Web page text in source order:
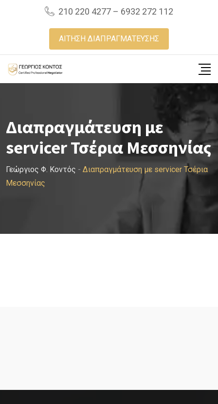
210 220 4277 – 6932 272 112
ΑΙΤΗΣΗ ΔΙΑΠΡΑΓΜΑΤΕΥΣΗΣ
Διαπραγμάτευση με
servicer Τσέρια Μεσσηνίας
Γεώργιος Φ. Κοντός - Διαπραγμάτευση με servicer Τσέρια
Μεσσηνίας